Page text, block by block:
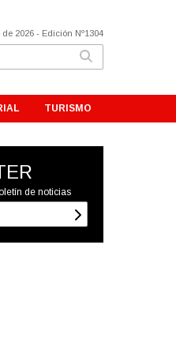
2026 - Edición Nº1304
TURISMO
de noticias